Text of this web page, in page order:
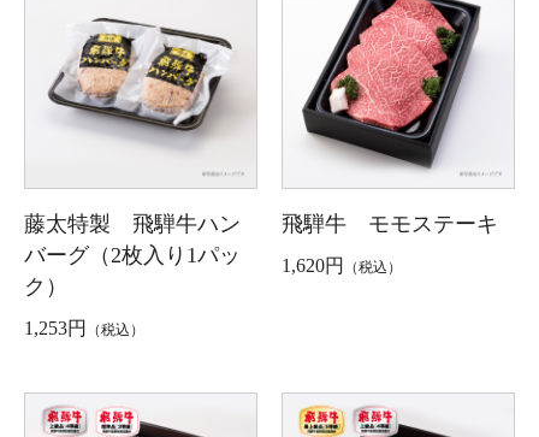
藤太特製 飛騨牛ハン
バーグ（2枚入り1パッ
ク）
1,253円 （税込）
飛騨牛 モモステーキ
1,620円 （税込）